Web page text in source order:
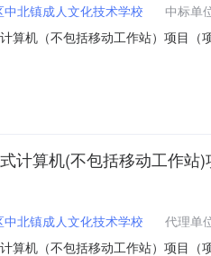
中北镇成人文化技术学校 中标单
算机（不包括移动工作站）项目
北镇成人文化技术学校采购便携
计算机(不包括移动工作站)
中北镇成人文化技术学校 代理单
算机（不包括移动工作站）项目